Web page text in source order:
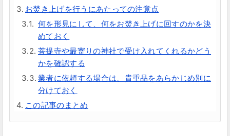
お焚き上げを行うにあたっての注意点
何を形見にして、何をお焚き上げに回すのかを決
めておく
菩提寺や最寄りの神社で受け入れてくれるかどう
かを確認する
業者に依頼する場合は、貴重品をあらかじめ別に
分けておく
この記事のまとめ